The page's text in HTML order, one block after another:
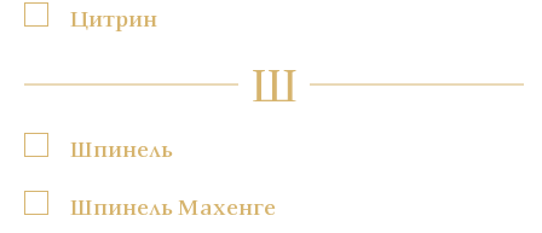
Цитрин
Ш
Шпинель
Шпинель Махенге